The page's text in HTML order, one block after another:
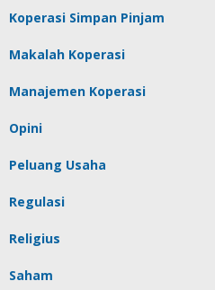
Koperasi Simpan Pinjam
Makalah Koperasi
Manajemen Koperasi
Opini
Peluang Usaha
Regulasi
Religius
Saham